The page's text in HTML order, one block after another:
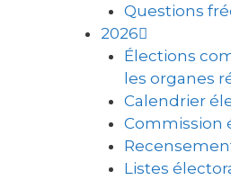
Questions
2026
Élections
les organes
Calendrier
Commission
Listes